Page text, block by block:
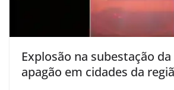
Explosão na subestação
apagão em cidades da